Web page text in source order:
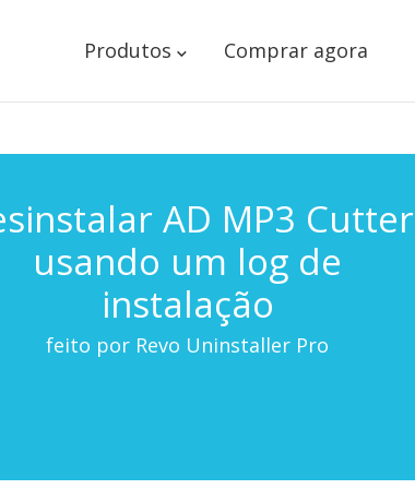
Produtos Comprar agora
AD MP3 Cutter
usando um log de
instalação
feito por Revo Uninstaller Pro